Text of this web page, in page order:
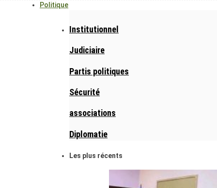
Politique
Institutionnel
Judiciaire
Partis politiques
Sécurité
associations
Diplomatie
Les plus récents